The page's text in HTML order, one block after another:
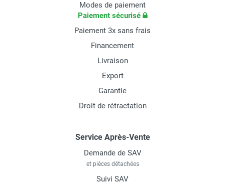
Modes de paiement
Paiement sécurisé
Paiement 3x sans frais
Financement
Livraison
Export
Garantie
Droit de rétractation
Service Après-Vente
Demande de SAV
et pièces détachées
Suivi SAV